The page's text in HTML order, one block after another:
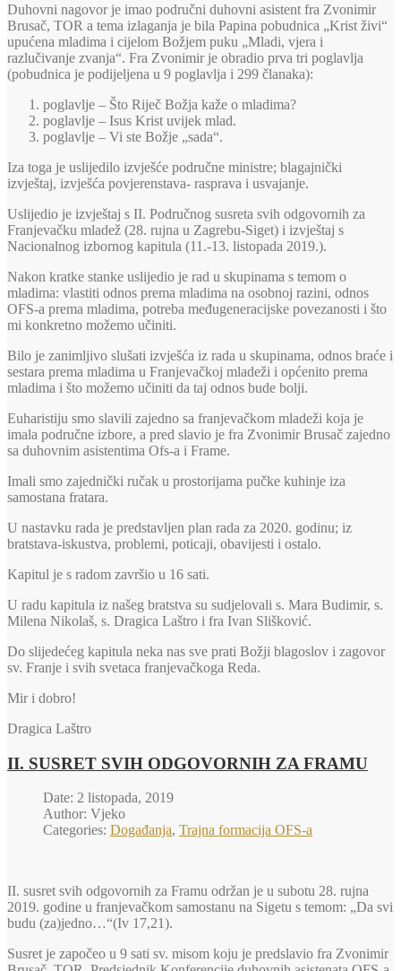
Duhovni nagovor je imao područni duhovni asistent fra Zvonimir
Brusač, TOR a tema izlaganja je bila Papina pobudnica „Krist živi“
upućena mladima i cijelom Božjem puku „Mladi, vjera i
razlučivanje zvanja“. Fra Zvonimir je obradio prva tri poglavlja
(pobudnica je podijeljena u 9 poglavlja i 299 članaka):
poglavlje – Što Riječ Božja kaže o mladima?
poglavlje – Isus Krist uvijek mlad.
poglavlje – Vi ste Božje „sada“.
Iza toga je uslijedilo izvješće područne ministre; blagajnički
izvještaj, izvješća povjerenstava- rasprava i usvajanje.
Uslijedio je izvještaj s II. Područnog susreta svih odgovornih za
Franjevačku mladež (28. rujna u Zagrebu-Siget) i izvještaj s
Nacionalnog izbornog kapitula (11.-13. listopada 2019.).
Nakon kratke stanke uslijedio je rad u skupinama s temom o
mladima: vlastiti odnos prema mladima na osobnoj razini, odnos
OFS-a prema mladima, potreba međugeneracijske povezanosti i što
mi konkretno možemo učiniti.
Bilo je zanimljivo slušati izvješća iz rada u skupinama, odnos braće i
sestara prema mladima u Franjevačkoj mladeži i općenito prema
mladima i što možemo učiniti da taj odnos bude bolji.
Euharistiju smo slavili zajedno sa franjevačkom mladeži koja je
imala područne izbore, a pred slavio je fra Zvonimir Brusač zajedno
sa duhovnim asistentima Ofs-a i Frame.
Imali smo zajednički ručak u prostorijama pučke kuhinje iza
samostana fratara.
U nastavku rada je predstavljen plan rada za 2020. godinu; iz
bratstava-iskustva, problemi, poticaji, obavijesti i ostalo.
Kapitul je s radom završio u 16 sati.
U radu kapitula iz našeg bratstva su sudjelovali s. Mara Budimir, s.
Milena Nikolaš, s. Dragica Laštro i fra Ivan Slišković.
Do slijedećeg kapitula neka nas sve prati Božji blagoslov i zagovor
sv. Franje i svih svetaca franjevačkoga Reda.
Mir i dobro!
Dragica Laštro
II. SUSRET SVIH ODGOVORNIH ZA FRAMU
Date: 2 listopada, 2019
Author: Vjeko
Categories: Događanja, Trajna formacija OFS-a
II. susret svih odgovornih za Framu održan je u subotu 28. rujna
2019. godine u franjevačkom samostanu na Sigetu s temom: „Da svi
budu (za)jedno…“(Iv 17,21).
Susret je započeo u 9 sati sv. misom koju je predslavio fra Zvonimir